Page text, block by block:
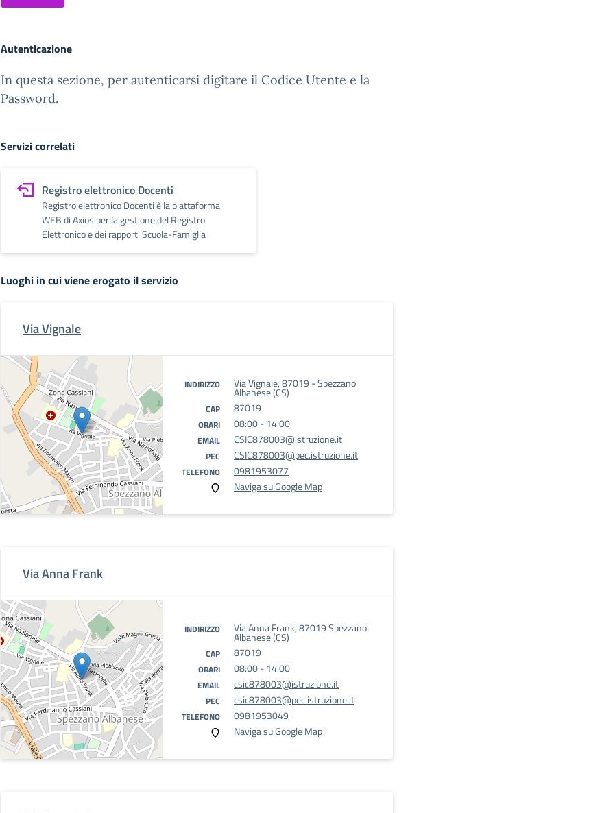
Autenticazione
In questa sezione, per autenticarsi digitare il Codice Utente e la
Password.
Servizi correlati
Registro elettronico Docenti
Registro elettronico Docenti è la piattaforma
WEB di Axios per la gestione del Registro
Elettronico e dei rapporti Scuola-Famiglia
Luoghi in cui viene erogato il servizio
Via Vignale
INDIRIZZO Via Vignale, 87019 - Spezzano
Albanese (CS)
CAP 87019
ORARI 08:00 - 14:00
EMAIL CSIC878003@istruzione.it
PEC CSIC878003@pec.istruzione.it
TELEFONO
0981953077
Naviga su Google Map
Via Anna Frank
INDIRIZZO Via Anna Frank, 87019 Spezzano
Albanese (CS)
CAP 87019
ORARI 08:00 - 14:00
EMAIL csic878003@istruzione.it
PEC csic878003@pec.istruzione.it
TELEFONO
0981953049
Naviga su Google Map